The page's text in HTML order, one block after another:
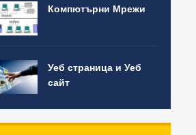
Компютърни Мрежи
Уеб страница и Уеб
сайт